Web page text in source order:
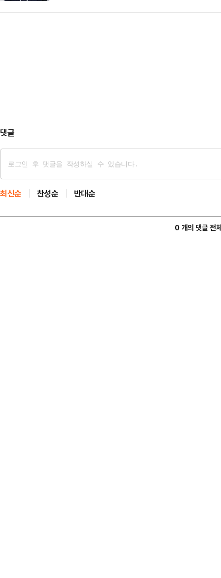
권 지역 주민은…
수액은 11억9800만 달러(약 1조
의혹의 시작점이자 핵심인물인 이
댓글
최신순 찬성순 반대순
0 개의 댓글 전